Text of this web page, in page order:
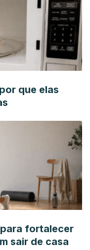
que elas
fortalecer
sair de casa